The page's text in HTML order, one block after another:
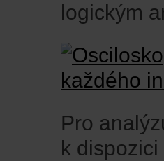
logickým
Pro
k